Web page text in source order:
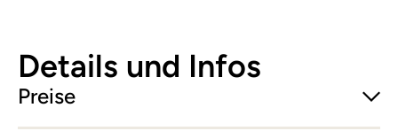
Details und Infos
Preise